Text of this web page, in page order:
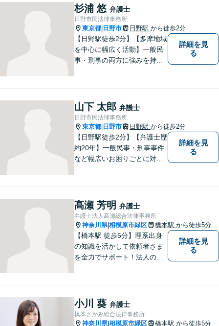
ト：誹謗中傷の削除、発信者
情報開示請求、名誉毀損によ
る損害賠償、企業や飲食店の
風評被害対策など」
杉浦 悠 弁護士
日野市民法律事務所
東京都 日野市 日野駅 から徒歩2分
【日野駅徒歩2分】【多摩地域
を中心に幅広く活動】一般民
事・刑事の両方に強みを持つ
です。まずはお気軽にご相談
ください。【子連れ相談OK】
詳細を見
る
山下 太郎 弁護士
日野市民法律事務所
東京都 日野市 日野駅 から徒歩2分
【日野駅徒歩2分】【弁護士歴
約20年】一般民事・刑事事件
など幅広いお困りごとに対応
とつの問題に真剣に向き合
い、最善の解決を目指しま
す。
詳細を見
る
髙瀬 芳明 弁護士
弁護士法人髙瀬総合法律事務所
神奈川県|相模原市緑区 橋本駅 から徒歩5分
【橋本駅 徒歩5分】理系出身
の知識を活かして依頼者さま
を全力でサポート！法人のお
したいことを整理しながら導
き出します。
詳細を見
る
小川 葵 弁護士
橋本さがみ総合法律事務所
神奈川県|相模原市緑区 橋本駅 から徒歩5分